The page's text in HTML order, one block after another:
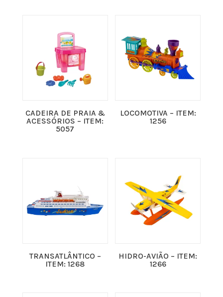
CADEIRA DE PRAIA &
ACESSÓRIOS – ITEM:
5057
LOCOMOTIVA – ITEM:
1256
TRANSATLÂNTICO –
ITEM: 1268
HIDRO-AVIÃO – ITEM:
1266